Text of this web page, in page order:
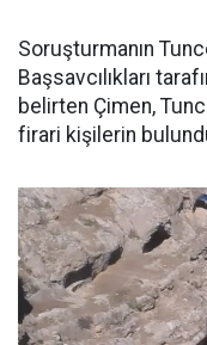
Soruşturmanın
Başsavcılıkları
belirten Çimen,
firari kişilerin